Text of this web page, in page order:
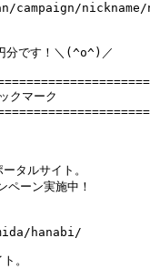
nickname/
です！＼(^o^)／
ーク
タルサイト。
ーン実施中！
hanabi/
。